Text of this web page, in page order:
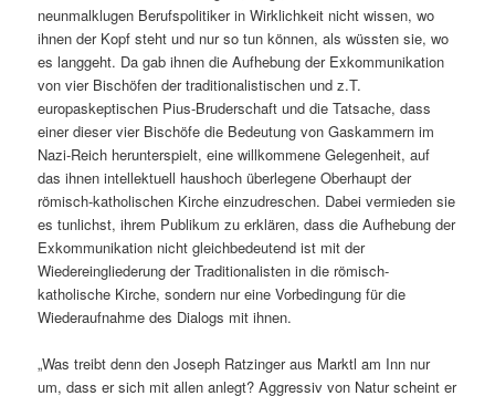
neunmalklugen Berufspolitiker in Wirklichkeit nicht wissen, wo
ihnen der Kopf steht und nur so tun können, als wüssten sie, wo
es langgeht. Da gab ihnen die Aufhebung der Exkommunikation
von vier Bischöfen der traditionalistischen und z.T.
europaskeptischen Pius-Bruderschaft und die Tatsache, dass
einer dieser vier Bischöfe die Bedeutung von Gaskammern im
Nazi-Reich herunterspielt, eine willkommene Gelegenheit, auf
das ihnen intellektuell haushoch überlegene Oberhaupt der
römisch-katholischen Kirche einzudreschen. Dabei vermieden sie
es tunlichst, ihrem Publikum zu erklären, dass die Aufhebung der
Exkommunikation nicht gleichbedeutend ist mit der
Wiedereingliederung der Traditionalisten in die römisch-
katholische Kirche, sondern nur eine Vorbedingung für die
Wiederaufnahme des Dialogs mit ihnen.
„Was treibt denn den Joseph Ratzinger aus Marktl am Inn nur
um, dass er sich mit allen anlegt? Aggressiv von Natur scheint er